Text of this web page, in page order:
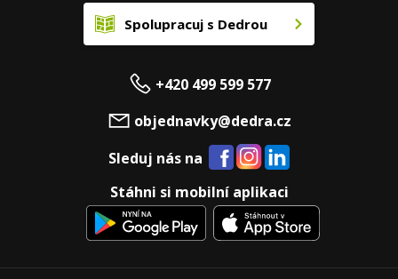
Spolupracuj s Dedrou
+420 499 599 577
objednavky@dedra.cz
Sleduj nás na
Stáhni si mobilní aplikaci